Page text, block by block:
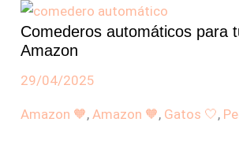
Comederos automáticos para
Amazon
29/04/2025
Amazon 🧡, Amazon 🧡, Gatos 🤍,
automáticos
para
tu
mascota
Amazon